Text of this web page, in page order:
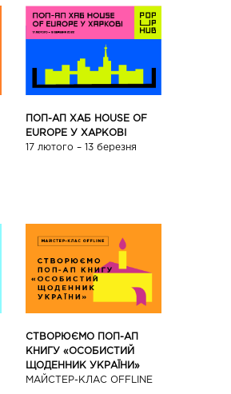
ПОП-АП ХАБ HOUSE OF
EUROPE У ХАРКОВІ
17 лютого – 13 березня
СТВОРЮЄМО ПОП-АП
КНИГУ «ОСОБИСТИЙ
ЩОДЕННИК УКРАЇНИ»
МАЙCТЕР-КЛАС OFFLINE